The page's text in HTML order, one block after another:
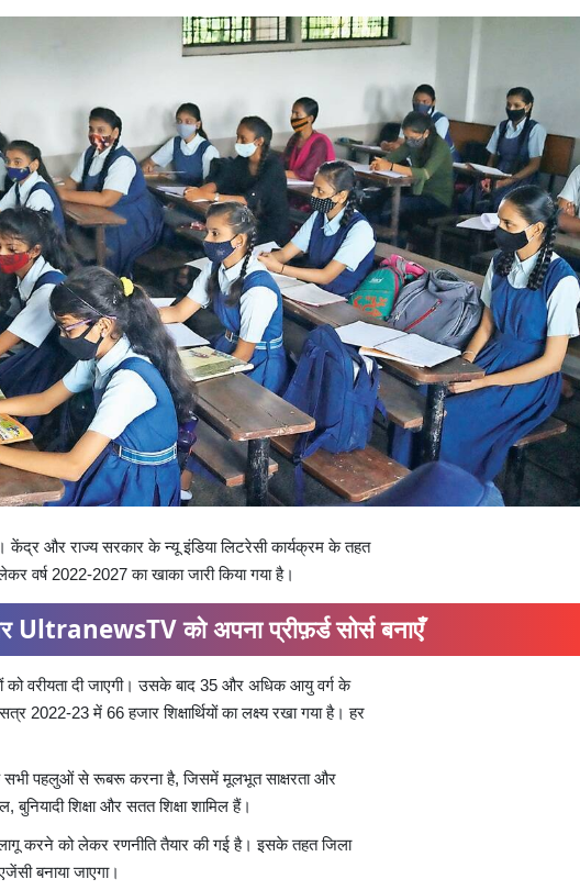
केंद्र और राज्य सरकार के न्यू इंडिया लिटरेसी कार्यक्रम के तहत
वर्ष 2022-2027 का खाका जारी किया गया है।
UltranewsTV को अपना प्रीफ़र्ड सोर्स बनाएँ
को वरीयता दी जाएगी। उसके बाद 35 और अधिक आयु वर्ग के
2022-23 में 66 हजार शिक्षार्थियों का लक्ष्य रखा गया है। हर
सभी पहलुओं से रूबरू करना है, जिसमें मूलभूत साक्षरता और
शिक्षा और सतत शिक्षा शामिल हैं।
करने को लेकर रणनीति तैयार की गई है। इसके तहत जिला
बनाया जाएगा।